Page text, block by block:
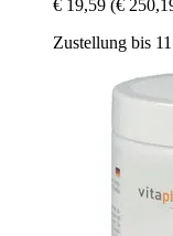
€ 19,59 (€
Zustellung bis